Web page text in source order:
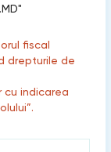
fiscal
drepturile de
cu indicarea